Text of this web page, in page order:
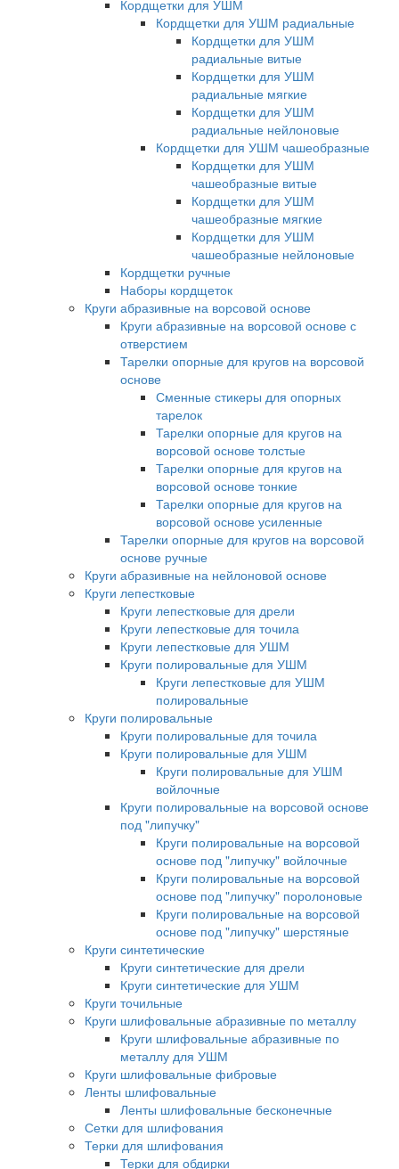
Кордщетки для УШМ
Кордщетки для УШМ радиальные
Кордщетки для УШМ
радиальные витые
Кордщетки для УШМ
радиальные мягкие
Кордщетки для УШМ
радиальные нейлоновые
Кордщетки для УШМ чашеобразные
Кордщетки для УШМ
чашеобразные витые
Кордщетки для УШМ
чашеобразные мягкие
Кордщетки для УШМ
чашеобразные нейлоновые
Кордщетки ручные
Наборы кордщеток
Круги абразивные на ворсовой основе
Круги абразивные на ворсовой основе с
отверстием
Тарелки опорные для кругов на ворсовой
основе
Сменные стикеры для опорных
тарелок
Тарелки опорные для кругов на
ворсовой основе толстые
Тарелки опорные для кругов на
ворсовой основе тонкие
Тарелки опорные для кругов на
ворсовой основе усиленные
Тарелки опорные для кругов на ворсовой
основе ручные
Круги абразивные на нейлоновой основе
Круги лепестковые
Круги лепестковые для дрели
Круги лепестковые для точила
Круги лепестковые для УШМ
Круги полировальные для УШМ
Круги лепестковые для УШМ
полировальные
Круги полировальные
Круги полировальные для точила
Круги полировальные для УШМ
Круги полировальные для УШМ
войлочные
Круги полировальные на ворсовой основе
под "липучку"
Круги полировальные на ворсовой
основе под "липучку" войлочные
Круги полировальные на ворсовой
основе под "липучку" поролоновые
Круги полировальные на ворсовой
основе под "липучку" шерстяные
Круги синтетические
Круги синтетические для дрели
Круги синтетические для УШМ
Круги точильные
Круги шлифовальные абразивные по металлу
Круги шлифовальные абразивные по
металлу для УШМ
Круги шлифовальные фибровые
Ленты шлифовальные
Ленты шлифовальные бесконечные
Сетки для шлифования
Терки для шлифования
Терки для обдирки